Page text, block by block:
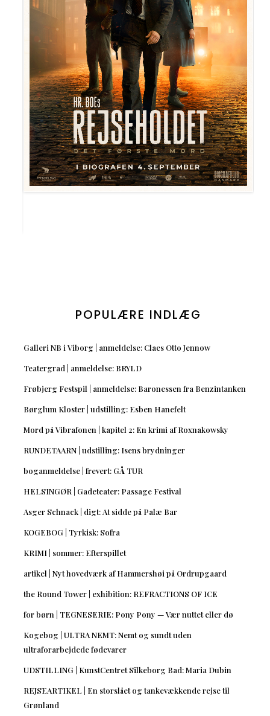
POPULÆRE INDLÆG
Galleri NB i Viborg | anmeldelse: Claes Otto Jennow
Teatergrad | anmeldelse: BRYLD
Frøbjerg Festspil | anmeldelse: Baronessen fra Benzintanken
Børglum Kloster | udstilling: Esben Hanefelt
Mord på Vibrafonen | kapitel 2: En krimi af Roxnakowsky
RUNDETAARN | udstilling: Isens brydninger
boganmeldelse | frevert: GÅ TUR
HELSINGØR | Gadeteater: Passage Festival
Asger Schnack | digt: At sidde på Palæ Bar
KOGEBOG | Tyrkisk: Sofra
KRIMI | sommer: Efterspillet
artikel | Nyt hovedværk af Hammershøi på Ordrupgaard
the Round Tower | exhibition: REFRACTIONS OF ICE
for børn | TEGNESERIE: Pony Pony — Vær nuttet eller dø
Kogebog | ULTRA NEMT: Nemt og sundt uden
ultraforarbejdede fødevarer
UDSTILLING | KunstCentret Silkeborg Bad: Maria Dubin
REJSEARTIKEL | En storslået og tankevækkende rejse til
Grønland